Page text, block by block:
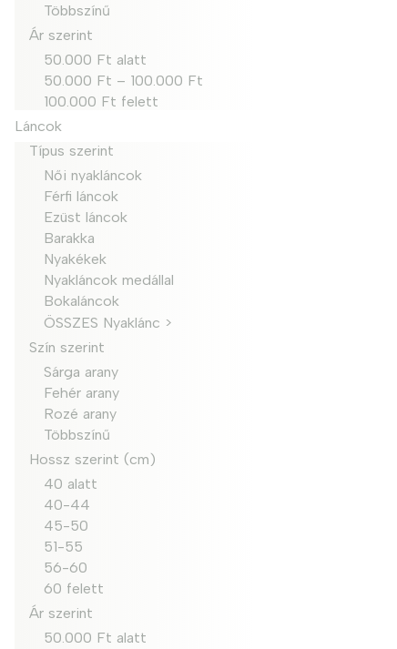
Többszínű
Ár szerint
50.000 Ft alatt
50.000 Ft – 100.000 Ft
100.000 Ft felett
Láncok
Típus szerint
Női nyakláncok
Férfi láncok
Ezüst láncok
Barakka
Nyakékek
Nyakláncok medállal
Bokaláncok
ÖSSZES Nyaklánc >
Szín szerint
Sárga arany
Fehér arany
Rozé arany
Többszínű
Hossz szerint (cm)
40 alatt
40-44
45-50
51-55
56-60
60 felett
Ár szerint
50.000 Ft alatt